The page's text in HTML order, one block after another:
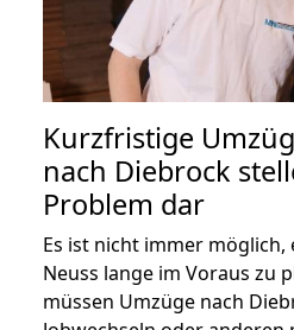
Kurzfristige
nach Diebrock
Problem dar
Es ist nicht immer möglich,
Neuss lange im Voraus zu
müssen Umzüge nach